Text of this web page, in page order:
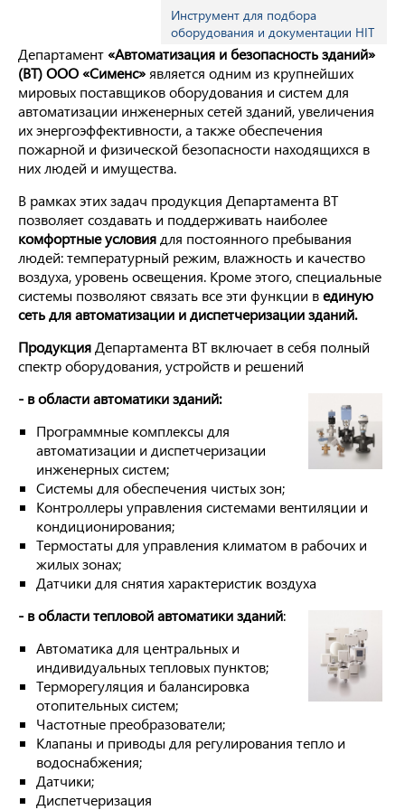
Инструмент для подбора
оборудования и документации HIT
Департамент«Автоматизация и безопасность зданий»
(BT)OOO«Сименс» является одним из крупнейших
мировых поставщиков оборудования и систем для
автоматизации инженерных сетей зданий, увеличения
их энергоэффективности, а также обеспечения
пожарной и физической безопасности находящихся в
них людей и имущества.
В рамках этих задач продукция Департамента BT
позволяет создавать и поддерживать наиболее
комфортные условия для постоянного пребывания
людей: температурный режим, влажность и качество
воздуха, уровень освещения. Кроме этого, специальные
системы позволяют связать все эти функции вединую
сеть для автоматизации и диспетчеризации зданий.
Продукция Департамента BT включает в себя полный
спектр оборудования, устройств и решений
- в области автоматики зданий:
Программные комплексы для
автоматизации и диспетчеризации
инженерных систем;
Системы для обеспечения чистых зон;
Контроллеры управления системами вентиляции и
кондиционирования;
Термостаты для управления климатом в рабочих и
жилых зонах;
Датчики для снятия характеристик воздуха
- в области тепловой автоматики зданий:
Автоматика для центральных и
индивидуальных тепловых пунктов;
Терморегуляция и балансировка
отопительных систем;
Частотные преобразователи;
Клапаны и приводы для регулирования тепло и
водоснабжения;
Датчики;
Диспетчеризация